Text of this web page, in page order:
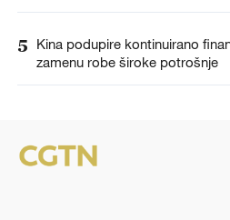
5
Kina podupire kontinuirano
zamenu robe široke potrošnje